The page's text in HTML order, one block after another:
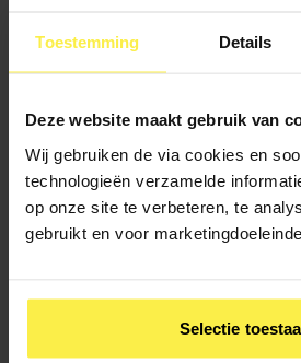
Toestemming Details
Deze website maakt gebruik van
Wij gebruiken de via cookies en
technologieën verzamelde
op onze site te verbeteren, te
gebruikt en voor
Selectie
3. Een speech? Nee een live
Helemaal hip in Amerika op dit
slide “ Are there any questions?”. In
je publiek vervolgens in de rol van de
heb je een kernboodschap en ga je
vertellen, maar ze komen voort uit de
de zaal. In Nederland deed Ali-B dit